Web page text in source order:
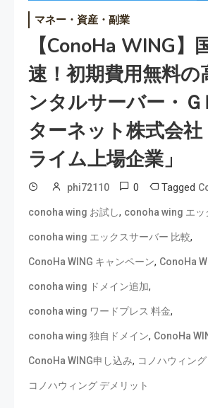
マネー・資産・副業
【ConoHa WING】
速！初期費用無料の
ンタルサーバー・
ターネット株式会
ライム上場企業」
phi72110 0 Tagged
conoha wing お試し, conoha wing エッ
conoha wing エックスサーバー 比較,
ConoHa WING キャンペーン, ConoHa
conoha wing ドメイン追加,
conoha wing ワードプレス 料金,
conoha wing 独自ドメイン, ConoHa
ConoHa WING申し込み, コノハウィン
コノハウィング デメリット